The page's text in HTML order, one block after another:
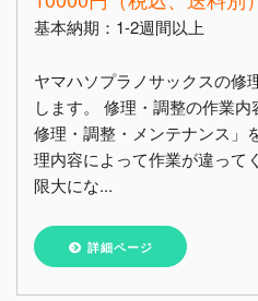
基本納期：1-2週間以上
ヤマハソプラノサックスの修
します。 修理・調整の作業
修理・調整・メンテナンス」
理内容によって作業が違って
限大にな...
詳細ページ